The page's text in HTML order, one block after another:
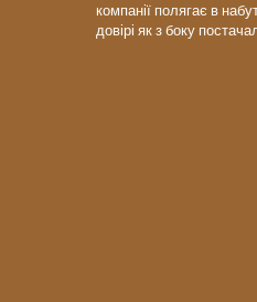
компанії полягає в
довірі як з боку